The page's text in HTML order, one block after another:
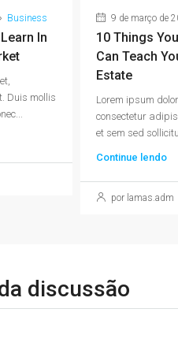
Business
In
Duis mollis
9 de março de
10 Things
Can Teach
Estate
Lorem ipsum
consectetur
et sem sed
Continue lendo
por lamas.adm
discussão